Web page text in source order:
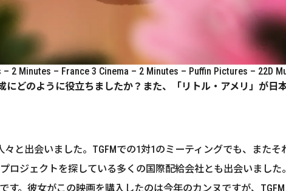
2 Minutes – France 3 Cinema – 2 Minutes – Puffin Pictures – 22D
にどのように役立ちましたか？また、「リトル・アメリ」が
と出会いました。TGFMでの1対1のミーティングでも、また
ジェクトを探している多くの国際配給会社とも出会いました。
す。彼女がこの映画を購入したのは今年のカンヌですが、